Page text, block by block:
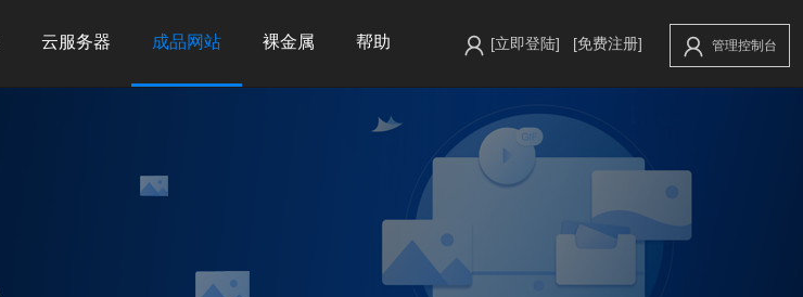
云服务器 成品网站 裸金属 帮助 [立即登陆] [免费注册] 管理控制台